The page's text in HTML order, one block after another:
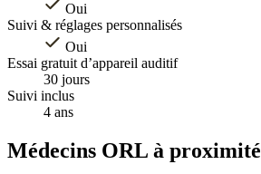
Oui
Suivi & réglages personnalisés
Oui
Essai gratuit d’appareil auditif
30 jours
Suivi inclus
4 ans
Médecins ORL à proximité